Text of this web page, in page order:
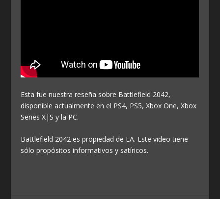
Esta fue nuestra reseña sobre Battlefield 2042,
disponible actualmente en el PS4, PS5, Xbox One, Xbox
Series X|S y la PC.
Battlefield 2042 es propiedad de EA. Este video tiene
sólo propósitos informativos y satíricos.